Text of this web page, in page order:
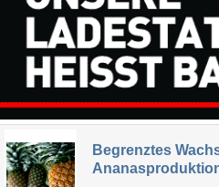
Begrenztes